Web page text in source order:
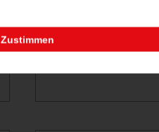
Zustimmen